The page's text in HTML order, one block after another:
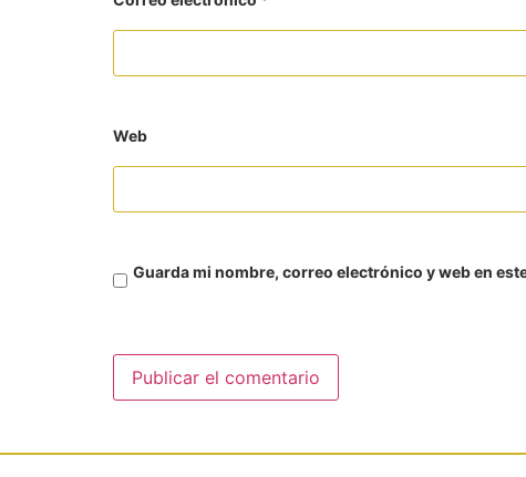
Web
Guarda mi nombre, correo electrónico y web en